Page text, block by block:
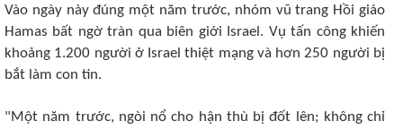
Vào ngày này đúng một năm trước, nhóm vũ trang Hồi giáo
Hamas bất ngờ tràn qua biên giới Israel. Vụ tấn công khiến
khoảng 1.200 người ở Israel thiệt mạng và hơn 250 người bị
bắt làm con tin.
"Một năm trước, ngòi nổ cho hận thù bị đốt lên; không chỉ